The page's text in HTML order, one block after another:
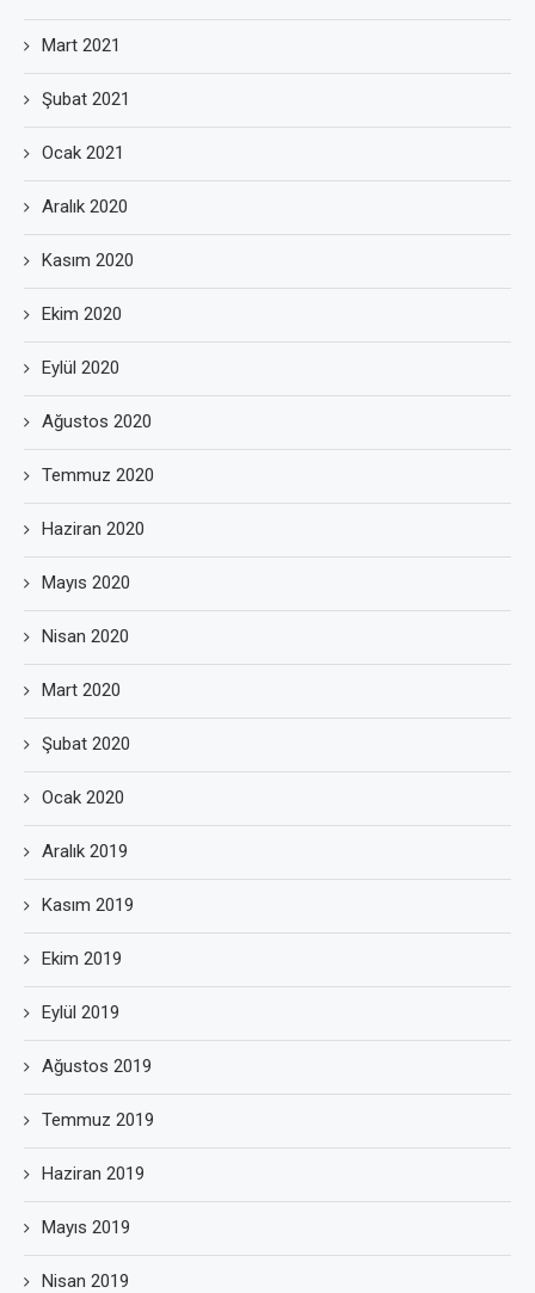
Mart 2021
Şubat 2021
Ocak 2021
Aralık 2020
Kasım 2020
Ekim 2020
Eylül 2020
Ağustos 2020
Temmuz 2020
Haziran 2020
Mayıs 2020
Nisan 2020
Mart 2020
Şubat 2020
Ocak 2020
Aralık 2019
Kasım 2019
Ekim 2019
Eylül 2019
Ağustos 2019
Temmuz 2019
Haziran 2019
Mayıs 2019
Nisan 2019